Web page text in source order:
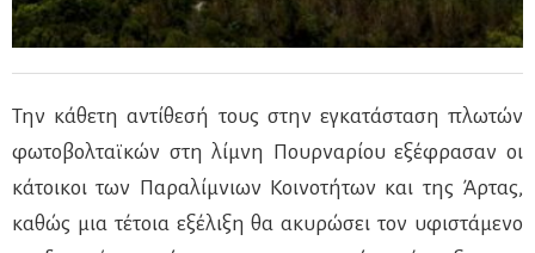
Την κάθετη αντίθεσή τους στην εγκατάσταση πλωτών
φωτοβολταϊκών στη λίμνη Πουρναρίου εξέφρασαν οι
κάτοικοι των Παραλίμνιων Κοινοτήτων και της Άρτας,
καθώς μια τέτοια εξέλιξη θα ακυρώσει τον υφιστάμενο